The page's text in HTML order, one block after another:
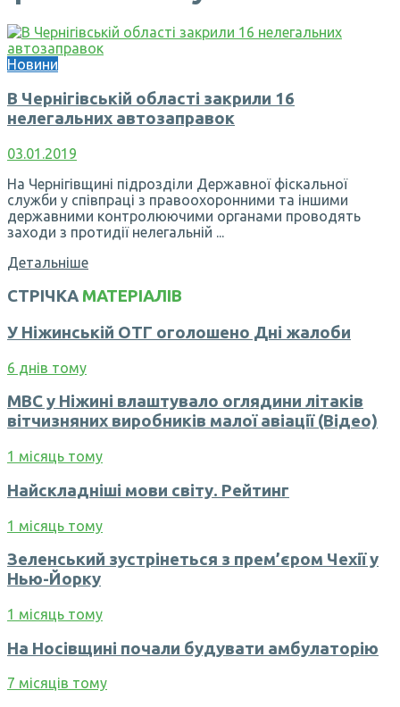
Новини
В Чернігівській області закрили 16
нелегальних автозаправок
03.01.2019
На Чернігівщині підрозділи Державної фіскальної
служби у співпраці з правоохоронними та іншими
державними контролюючими органами проводять
заходи з протидії нелегальній ...
Детальніше
СТРІЧКА МАТЕРІАЛІВ
У Ніжинській ОТГ оголошено Дні жалоби
6 днів тому
МВС у Ніжині влаштувало оглядини літаків
вітчизняних виробників малої авіації (Відео)
1 місяць тому
Найскладніші мови світу. Рейтинг
1 місяць тому
Зеленський зустрінеться з прем’єром Чехії у
Нью-Йорку
1 місяць тому
На Носівщині почали будувати амбулаторію
7 місяців тому